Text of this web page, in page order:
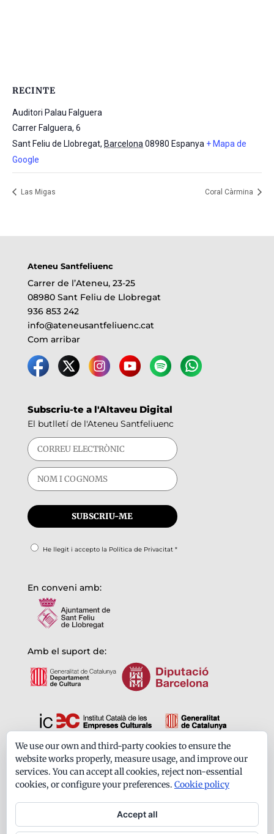
RECINTE
Auditori Palau Falguera
Carrer Falguera, 6
Sant Feliu de Llobregat, Barcelona 08980 Espanya + Mapa de
Google
Las Migas Coral Càrmina
Ateneu Santfeliuenc
Carrer de l’Ateneu, 23-25
08980 Sant Feliu de Llobregat
936 853 242
info@ateneusantfeliuenc.cat
Com arribar
Subscriu-te a l'Altaveu Digital
El butlletí de l'Ateneu Santfeliuenc
He llegit i accepto la Política de Privacitat*
En conveni amb:
Amb el suport de:
Formem part de:
We use our own and third-party cookies to ensure the
website works properly, measure usage, and improve our
services. You can accept all cookies, reject non-essential
cookies, or configure your preferences. Cookie policy
Accept all